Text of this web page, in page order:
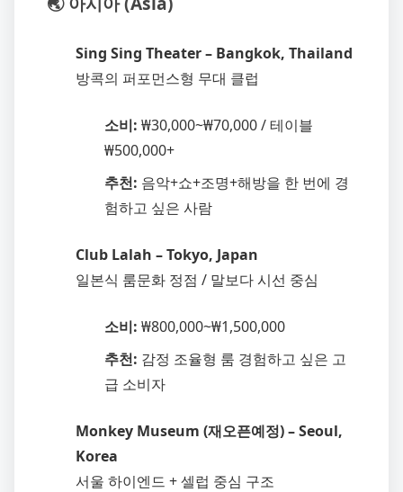
Sing Sing Theater – Bangkok, Thailand
방콕의 퍼포먼스형 무대 클럽
소비: ₩30,000~₩70,000 / 테이블
₩500,000+
추천: 음악+쇼+조명+해방을 한 번에 경
험하고 싶은 사람
Club Lalah – Tokyo, Japan
일본식 룸문화 정점 / 말보다 시선 중심
소비: ₩800,000~₩1,500,000
추천: 감정 조율형 룸 경험하고 싶은 고
급 소비자
Monkey Museum (재오픈예정) – Seoul,
Korea
서울 하이엔드 + 셀럽 중심 구조